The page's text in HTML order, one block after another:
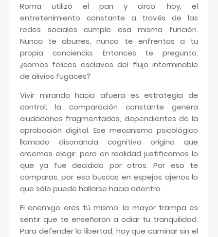
Roma utilizó el pan y circo; hoy, el
entretenimiento constante a través de las
redes sociales cumple esa misma función.
Nunca te aburres, nunca te enfrentas a tu
propia conciencia. Entonces te pregunto:
¿somos felices esclavos del flujo interminable
de alivios fugaces?
Vivir mirando hacia afuera es estrategia de
control; la comparación constante genera
ciudadanos fragmentados, dependientes de la
aprobación digital. Ese mecanismo psicológico
llamado disonancia cognitiva origina que
creemos elegir, pero en realidad justificamos lo
que ya fue decidido por otros. Por eso te
comparas, por eso buscas en espejos ajenos lo
que sólo puede hallarse hacia adentro.
El enemigo eres tú mismo, la mayor trampa es
sentir que te enseñaron a odiar tu tranquilidad.
Para defender la libertad, hay que caminar sin el